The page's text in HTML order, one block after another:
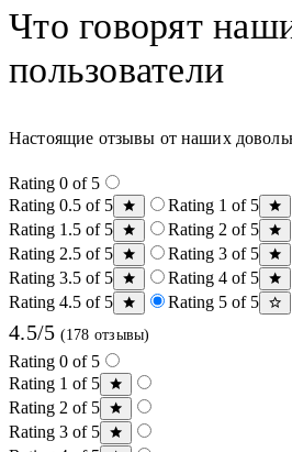
Что говорят
пользователи
Настоящие отзывы от наших
Rating 0 of 5
Rating 0.5 of 5
Rating 1 of 5
Rating 1.5 of 5
Rating 2 of 5
Rating 2.5 of 5
Rating 3 of 5
Rating 3.5 of 5
Rating 4 of 5
Rating 4.5 of 5
Rating 5 of 5
4.5/5 (178 отзывы)
Rating 0 of 5
Rating 1 of 5
Rating 2 of 5
Rating 3 of 5